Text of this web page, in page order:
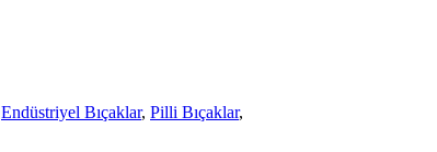
Endüstriyel Bıçaklar, Pilli Bıçaklar,